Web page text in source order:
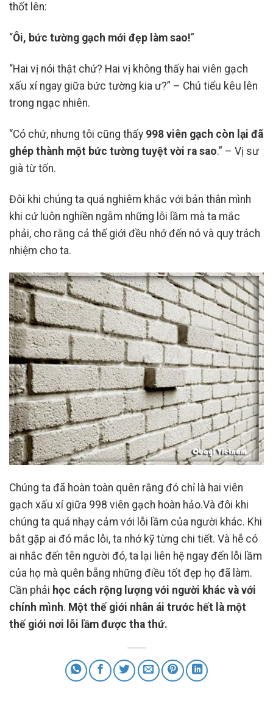
thốt lên:
“Ôi, bức tường gạch mới đẹp làm sao!”
“Hai vị nói thật chứ? Hai vị không thấy hai viên gạch
xấu xí ngay giữa bức tường kia ư?” – Chú tiểu kêu lên
trong ngạc nhiên.
“Có chứ, nhưng tôi cũng thấy 998 viên gạch còn lại đã
ghép thành một bức tường tuyệt vời ra sao.” – Vị sư
già từ tốn.
Đôi khi chúng ta quá nghiêm khắc với bản thân mình
khi cứ luôn nghiền ngẫm những lỗi lầm mà ta mắc
phải, cho rằng cả thế giới đều nhớ đến nó và quy trách
nhiệm cho ta.
Chúng ta đã hoàn toàn quên rằng đó chỉ là hai viên
gạch xấu xí giữa 998 viên gạch hoàn hảo.Và đôi khi
chúng ta quá nhạy cảm với lỗi lầm của người khác. Khi
bắt gặp ai đó mắc lỗi, ta nhớ kỹ từng chi tiết. Và hễ có
ai nhắc đến tên người đó, ta lại liên hệ ngay đến lỗi lầm
của họ mà quên bẵng những điều tốt đẹp họ đã làm.
Cần phải học cách rộng lượng với người khác và với
chính mình. Một thế giới nhân ái trước hết là một
thế giới nơi lỗi lầm được tha thứ.